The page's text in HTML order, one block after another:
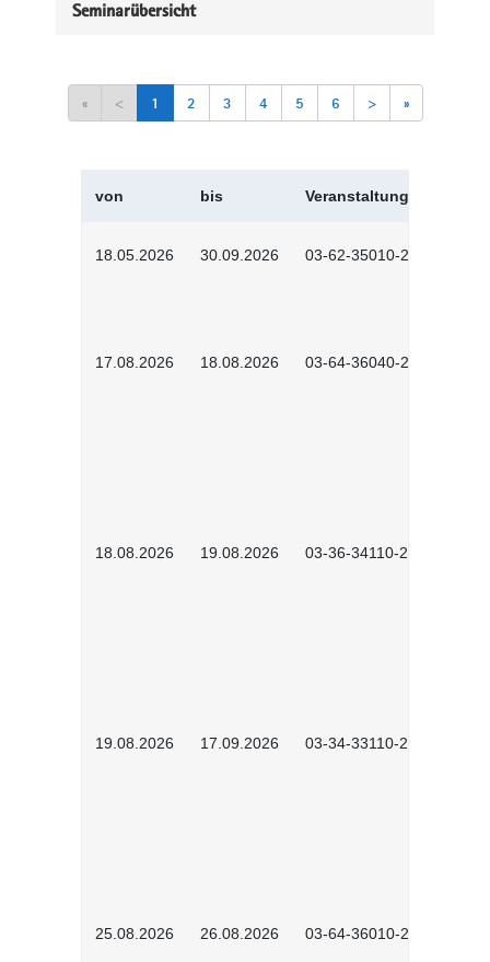
Seminarübersicht
« < 1 2 3 4 5 6 > »
von bis Veranstaltungskürzel
18.05.2026 30.09.2026 03-62-35010-2502
17.08.2026 18.08.2026 03-64-36040-2601
18.08.2026 19.08.2026 03-36-34110-2601
19.08.2026 17.09.2026 03-34-33110-2605
25.08.2026 26.08.2026 03-64-36010-2601